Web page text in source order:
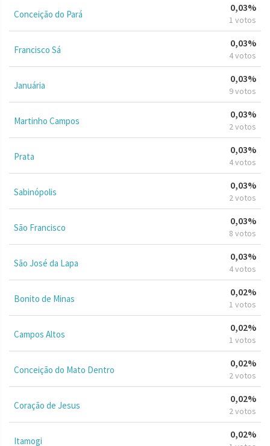
Conceição do Pará
0,03%
1 votos
Francisco Sá
0,03%
4 votos
Januária
0,03%
9 votos
Martinho Campos
0,03%
2 votos
Prata
0,03%
4 votos
Sabinópolis
0,03%
2 votos
São Francisco
0,03%
8 votos
São José da Lapa
0,03%
4 votos
Bonito de Minas
0,02%
1 votos
Campos Altos
0,02%
1 votos
Conceição do Mato Dentro
0,02%
2 votos
Coração de Jesus
0,02%
2 votos
Itamogi
0,02%